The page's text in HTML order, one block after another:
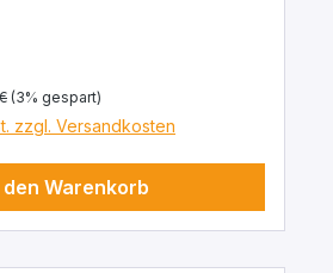
Preis:
(3% gespart)
zzgl. Versandkosten
den Warenkorb